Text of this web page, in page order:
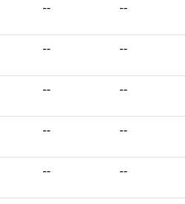
-- --
-- --
-- --
-- --
-- --